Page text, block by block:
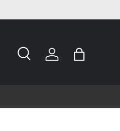
Cerca Accedi Borsa